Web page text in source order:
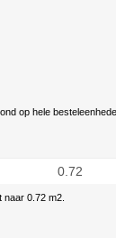
op hele
0.72 m2.